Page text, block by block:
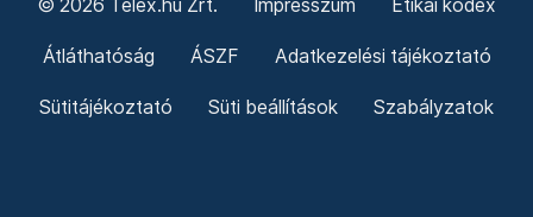
© 2026 Telex.hu Zrt. Impresszum Etikai kódex
Átláthatóság ÁSZF Adatkezelési tájékoztató
Sütitájékoztató Süti beállítások Szabályzatok